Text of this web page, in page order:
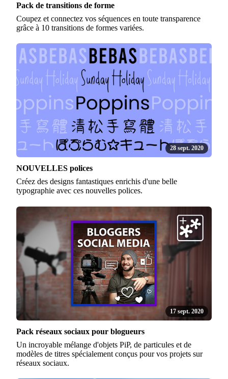
Pack de transitions de forme
Coupez et connectez vos séquences en toute transparence
grâce à 10 transitions de formes variées.
28 sept. 2020
NOUVELLES polices
Créez des designs fantastiques enrichis d'une belle
typographie avec ces nouvelles polices.
17 sept. 2020
Pack réseaux sociaux pour blogueurs
Un incroyable mélange d'objets PiP, de particules et de
modèles de titres spécialement conçus pour vos projets sur
réseaux sociaux.